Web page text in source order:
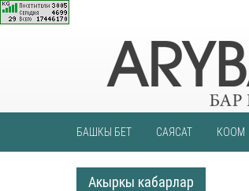
БАШКЫ БЕТ САЯСАТ КООМ
Акыркы кабарлар